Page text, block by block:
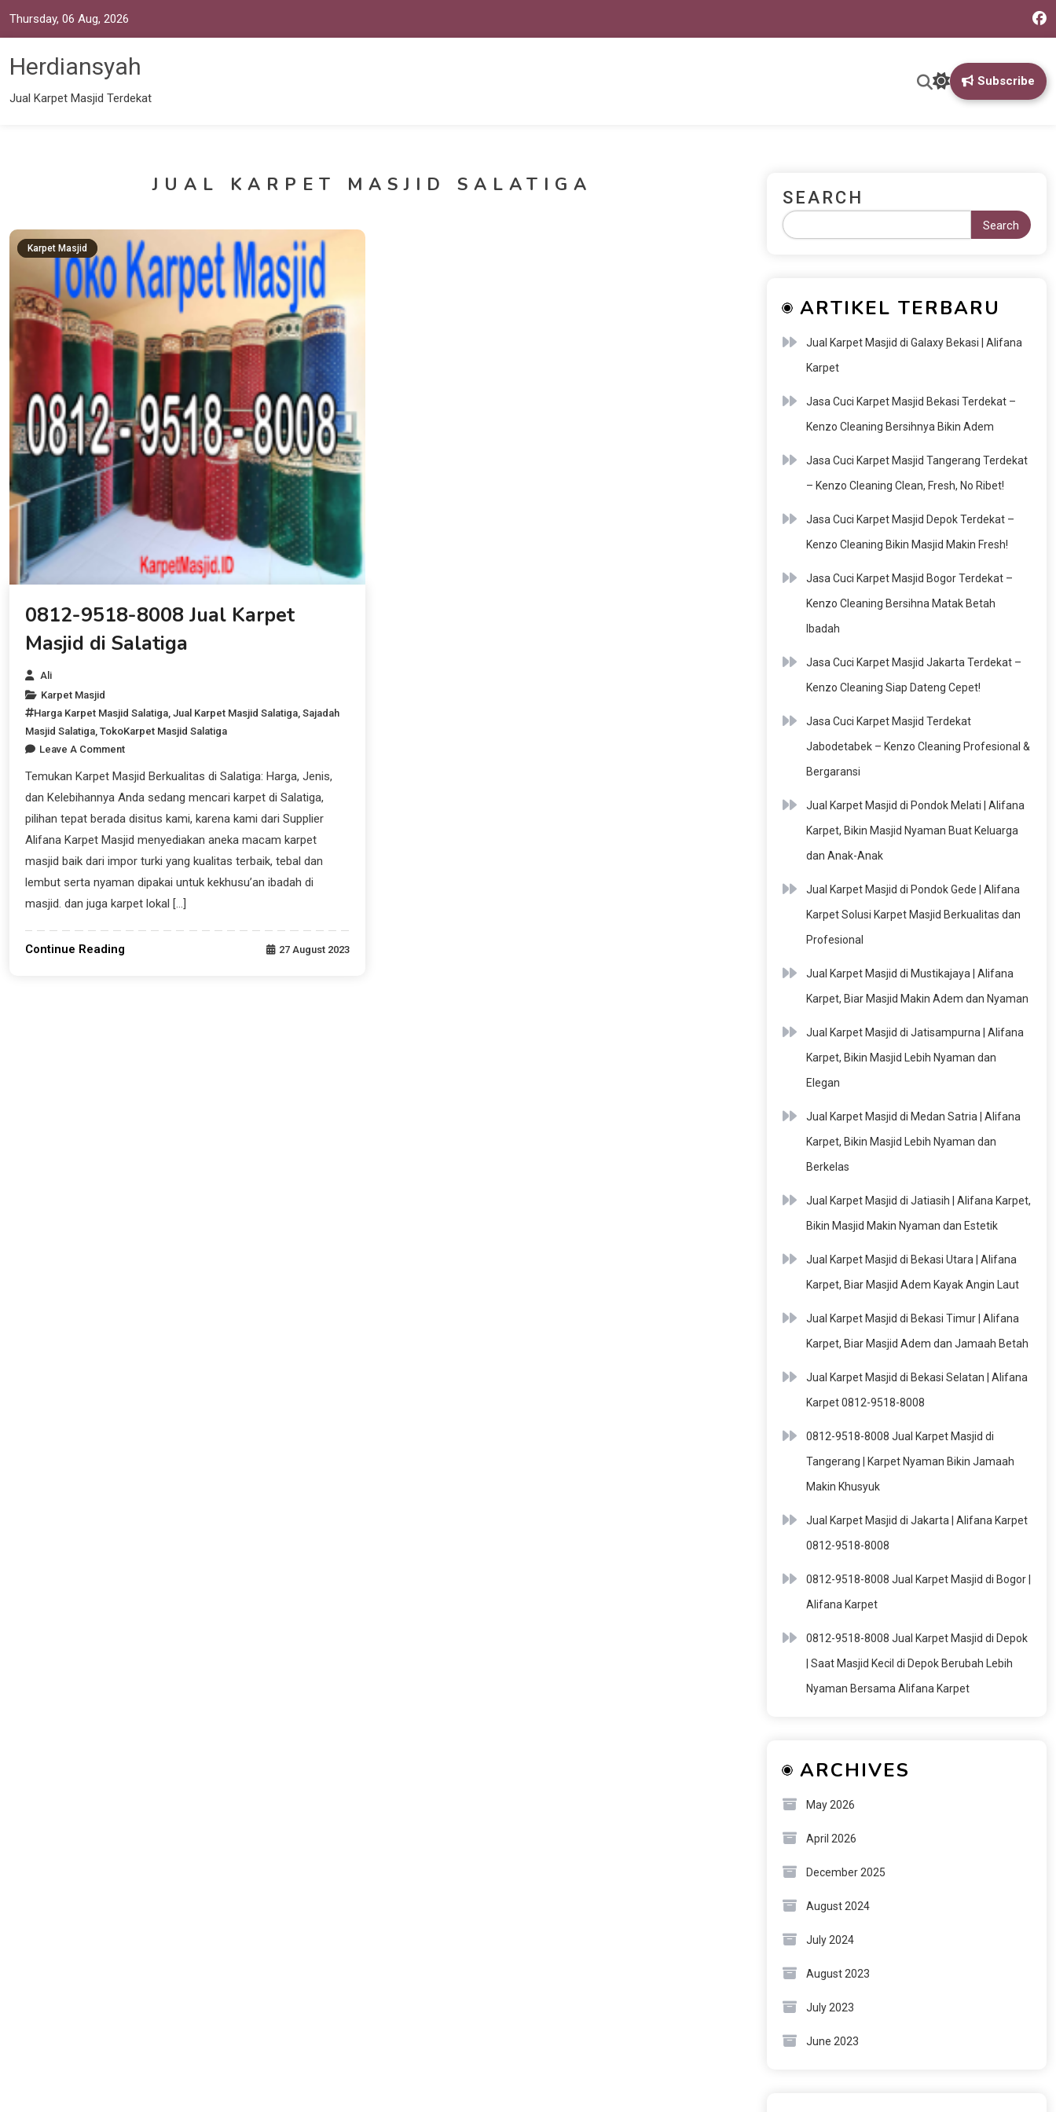
Thursday, 06 Aug, 2026
Herdiansyah
Jual Karpet Masjid Terdekat
Subscribe
JUAL KARPET MASJID SALATIGA
Karpet Masjid
0812-9518-8008 Jual Karpet
Masjid di Salatiga
Ali
Karpet Masjid
Harga Karpet Masjid Salatiga,Jual Karpet Masjid Salatiga,Sajadah
Masjid Salatiga,TokoKarpet Masjid Salatiga
Leave A Comment
Temukan Karpet Masjid Berkualitas di Salatiga: Harga, Jenis,
dan Kelebihannya Anda sedang mencari karpet di Salatiga,
pilihan tepat berada disitus kami, karena kami dari Supplier
Alifana Karpet Masjid menyediakan aneka macam karpet
masjid baik dari impor turki yang kualitas terbaik, tebal dan
lembut serta nyaman dipakai untuk kekhusu’an ibadah di
masjid. dan juga karpet lokal […]
Continue Reading 27 August 2023
SEARCH
Search
ARTIKEL TERBARU
Jual Karpet Masjid di Galaxy Bekasi | Alifana
Karpet
Jasa Cuci Karpet Masjid Bekasi Terdekat –
Kenzo Cleaning Bersihnya Bikin Adem
Jasa Cuci Karpet Masjid Tangerang Terdekat
– Kenzo Cleaning Clean, Fresh, No Ribet!
Jasa Cuci Karpet Masjid Depok Terdekat –
Kenzo Cleaning Bikin Masjid Makin Fresh!
Jasa Cuci Karpet Masjid Bogor Terdekat –
Kenzo Cleaning Bersihna Matak Betah
Ibadah
Jasa Cuci Karpet Masjid Jakarta Terdekat –
Kenzo Cleaning Siap Dateng Cepet!
Jasa Cuci Karpet Masjid Terdekat
Jabodetabek – Kenzo Cleaning Profesional &
Bergaransi
Jual Karpet Masjid di Pondok Melati | Alifana
Karpet, Bikin Masjid Nyaman Buat Keluarga
dan Anak-Anak
Jual Karpet Masjid di Pondok Gede | Alifana
Karpet Solusi Karpet Masjid Berkualitas dan
Profesional
Jual Karpet Masjid di Mustikajaya | Alifana
Karpet, Biar Masjid Makin Adem dan Nyaman
Jual Karpet Masjid di Jatisampurna | Alifana
Karpet, Bikin Masjid Lebih Nyaman dan
Elegan
Jual Karpet Masjid di Medan Satria | Alifana
Karpet, Bikin Masjid Lebih Nyaman dan
Berkelas
Jual Karpet Masjid di Jatiasih | Alifana Karpet,
Bikin Masjid Makin Nyaman dan Estetik
Jual Karpet Masjid di Bekasi Utara | Alifana
Karpet, Biar Masjid Adem Kayak Angin Laut
Jual Karpet Masjid di Bekasi Timur | Alifana
Karpet, Biar Masjid Adem dan Jamaah Betah
Jual Karpet Masjid di Bekasi Selatan | Alifana
Karpet 0812-9518-8008
0812-9518-8008 Jual Karpet Masjid di
Tangerang | Karpet Nyaman Bikin Jamaah
Makin Khusyuk
Jual Karpet Masjid di Jakarta | Alifana Karpet
0812-9518-8008
0812-9518-8008 Jual Karpet Masjid di Bogor |
Alifana Karpet
0812-9518-8008 Jual Karpet Masjid di Depok
| Saat Masjid Kecil di Depok Berubah Lebih
Nyaman Bersama Alifana Karpet
ARCHIVES
May 2026
April 2026
December 2025
August 2024
July 2024
August 2023
July 2023
June 2023